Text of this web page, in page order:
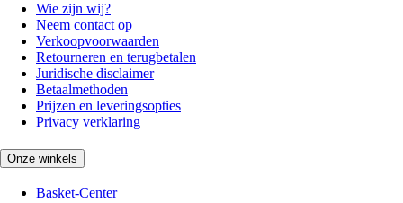
Wie zijn wij?
Neem contact op
Verkoopvoorwaarden
Retourneren en terugbetalen
Juridische disclaimer
Betaalmethoden
Prijzen en leveringsopties
Privacy verklaring
Onze winkels
Basket-Center